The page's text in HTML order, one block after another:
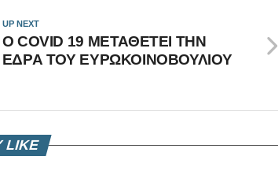
UP NEXT
Ο COVID 19 ΜΕΤΑΘΕΤΕΙ ΤΗΝ
ΕΔΡΑ ΤΟΥ ΕΥΡΩΚΟΙΝΟΒΟΥΛΙΟΥ
LIKE